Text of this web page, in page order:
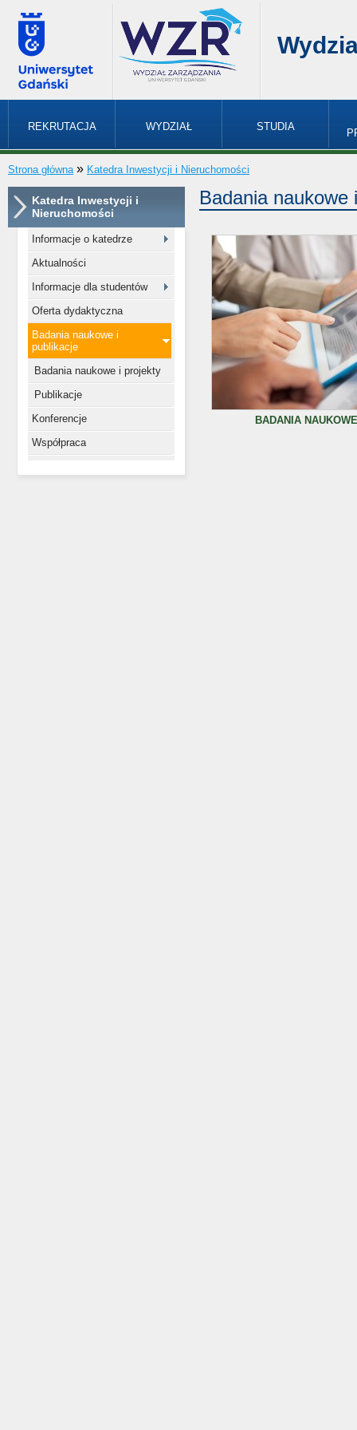
REKRUTACJA WYDZIAŁ STUDIA
Strona główna » Katedra Inwestycji i Nieruchomości
Katedra Inwestycji i
Nieruchomości
Informacje o katedrze
Aktualności
Informacje dla studentów
Oferta dydaktyczna
Badania naukowe i
publikacje
Badania naukowe i projekty
Publikacje
Konferencje
Współpraca
Badania naukowe
BADANIA